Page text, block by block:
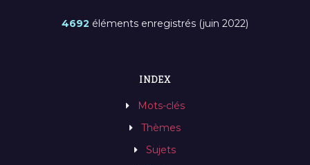
4692 éléments enregistrés (juin 2022)
INDEX
Mots-clés
Thèmes
Sujets